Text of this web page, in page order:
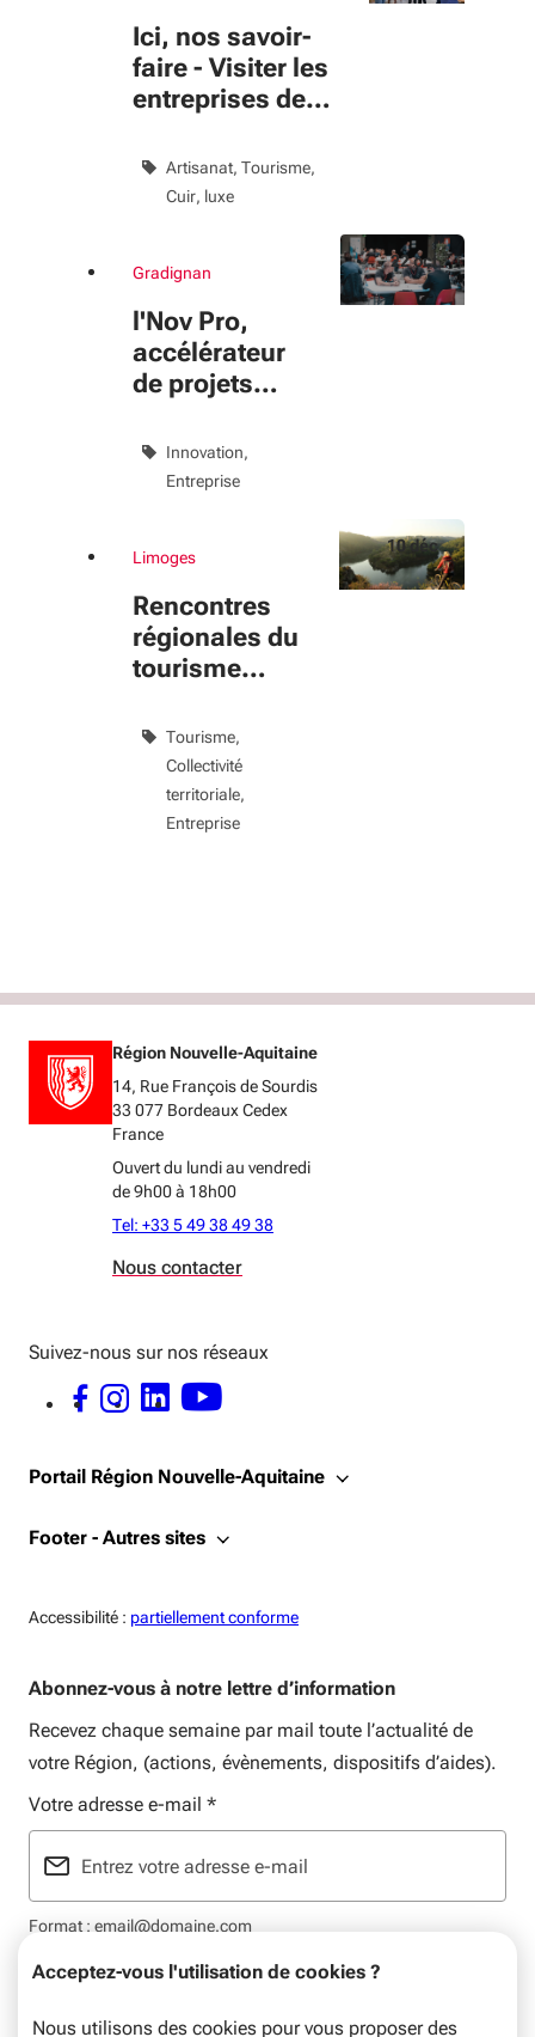
Acceptez-vous l'utilisation de cookies ?
Nous utilisons des cookies pour vous proposer des
Ici, nos savoir-
faire - Visiter les
entreprises de
Aquitaine
Artisanat Tourisme
Cuir, luxe
Gradignan
l'Nov Pro,
accélérateur
de projets
Innovation
Entreprise
évènement
Du 22 oct au 22 oct 2026
22oct
Limoges
Rencontres
régionales du
tourisme
Tourisme
Collectivité
territoriale
Entreprise
évènement
Du 10 déc au 10 déc 2026
10déc
Région Nouvelle-Aquitaine
14, Rue François de Sourdis
33 077 Bordeaux Cedex
France
Ouvert du lundi au vendredi
de 9h00 à 18h00
Tel: +33 5 49 38 49 38
Nous contacter
Suivez-nous sur nos réseaux
FACEBOOK - OUVERTURE DANS UNE NOUVELLE FENÊTRE
INSTAGRAM - OUVERTURE DANS UNE NOUVELLE FENÊTRE
LINKEDIN - OUVERTURE DANS UNE NOUVELLE FENÊTRE
YOUTUBE - OUVERTURE DANS UNE NOUVELLE FENÊTRE
Portail Région Nouvelle-Aquitaine
Footer - Autres sites
Accessibilité : Accessiblité:
partiellement conforme
Abonnez-vous à notre lettre d’information
Recevez chaque semaine par mail toute l’actualité de
votre Région, (actions, évènements, dispositifs d’aides).
Votre adresse e-mail *
Format : email@domaine.com